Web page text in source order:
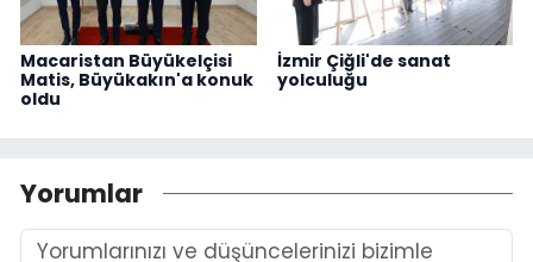
Macaristan Büyükelçisi
Matis, Büyükakın'a konuk
oldu
İzmir Çiğli'de sanat
yolculuğu
Yorumlar